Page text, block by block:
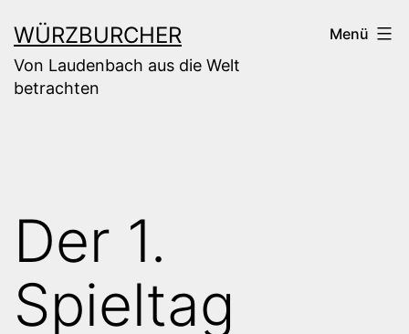
Inhalt
springen
WÜRZBURCHER
Von Laudenbach aus die Welt
betrachten
Menü
Der 1.
Spieltag